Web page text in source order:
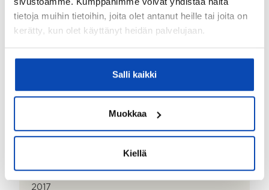
tietoja muihin tietoihin, joita olet antanut heille tai joita on
kerätty, kun olet käyttänyt heidän palvelujaan.
Salli kaikki
Muokkaa
Kiellä
Postinumero:
00100
Isännöitsijäntodistuksen päivämäärä:
Valmistumisvuosi:
Käyttöönottovuosi:
2017